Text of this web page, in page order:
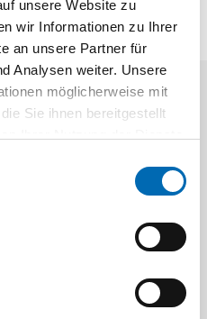
unsere Website zu
wir Informationen zu Ihrer
an unsere Partner für
Analysen weiter. Unsere
möglicherweise mit
Sie ihnen bereitgestellt
Bit-